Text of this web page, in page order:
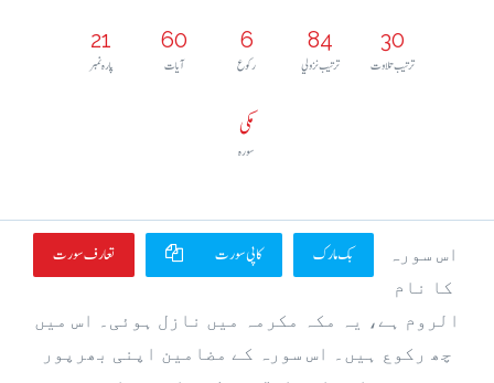
21
پارہ نمبر
60
آيات
6
رکوع
84
ترتيب نزولي
30
ترتيب تلاوت
مکی
سورہ
تعارف سورت کاپی سورت بک مارک
اس سورہ
کا نام
الروم ہے، یہ مکہ مکرمہ میں نازل ہوئی۔ اس میں
چھ رکوع ہیں۔ اس سورہ کے مضامین اپنی بھرپور